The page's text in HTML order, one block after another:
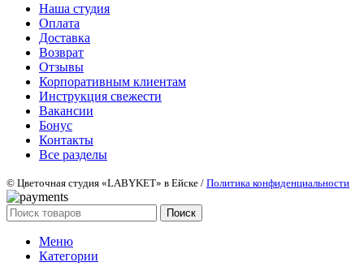
Наша студия
Оплата
Доставка
Возврат
Отзывы
Корпоративным клиентам
Инструкция свежести
Вакансии
Бонус
Контакты
Все разделы
© Цветочная студия «LABYKET» в Ейске / Политика конфиденциальности
Поиск
Меню
Категории